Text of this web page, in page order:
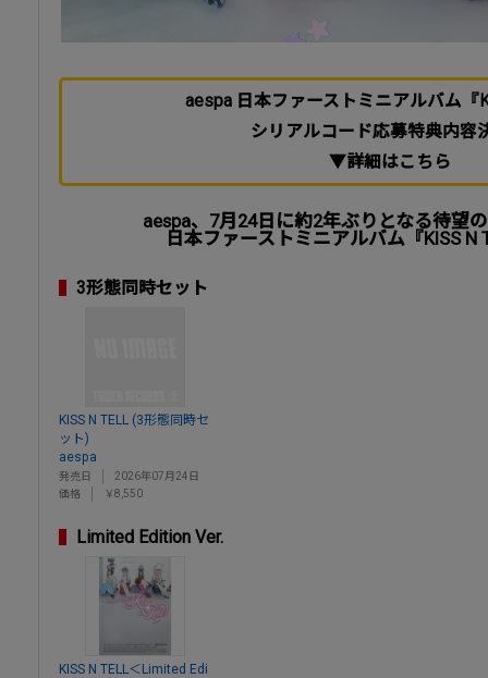
aespa 日本ファーストミニアルバム『
シリアルコード応募特典内容
▼詳細はこちら
aespa、7月24日に約2年ぶりとなる待望
日本ファーストミニアルバム『KISS N
3形態同時セット
KISS N TELL (3形態同時セ
ット)
aespa
発売日
2026年07月24日
価格
￥8,550
Limited Edition Ver.
KISS N TELL＜Limited Edi